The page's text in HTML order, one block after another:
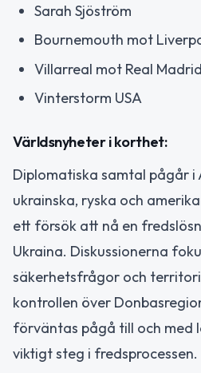
Sarah Sjöström
Bournemouth mot
Villarreal mot Real Madrid
Vinterstorm USA
Världsnyheter i korthet:
Diplomatiska samtal pågår i
ukrainska, ryska och
ett försök att nå en
Ukraina. Diskussionerna
säkerhetsfrågor och
kontrollen över
förväntas pågå till och med
viktigt steg i fredsprocessen.